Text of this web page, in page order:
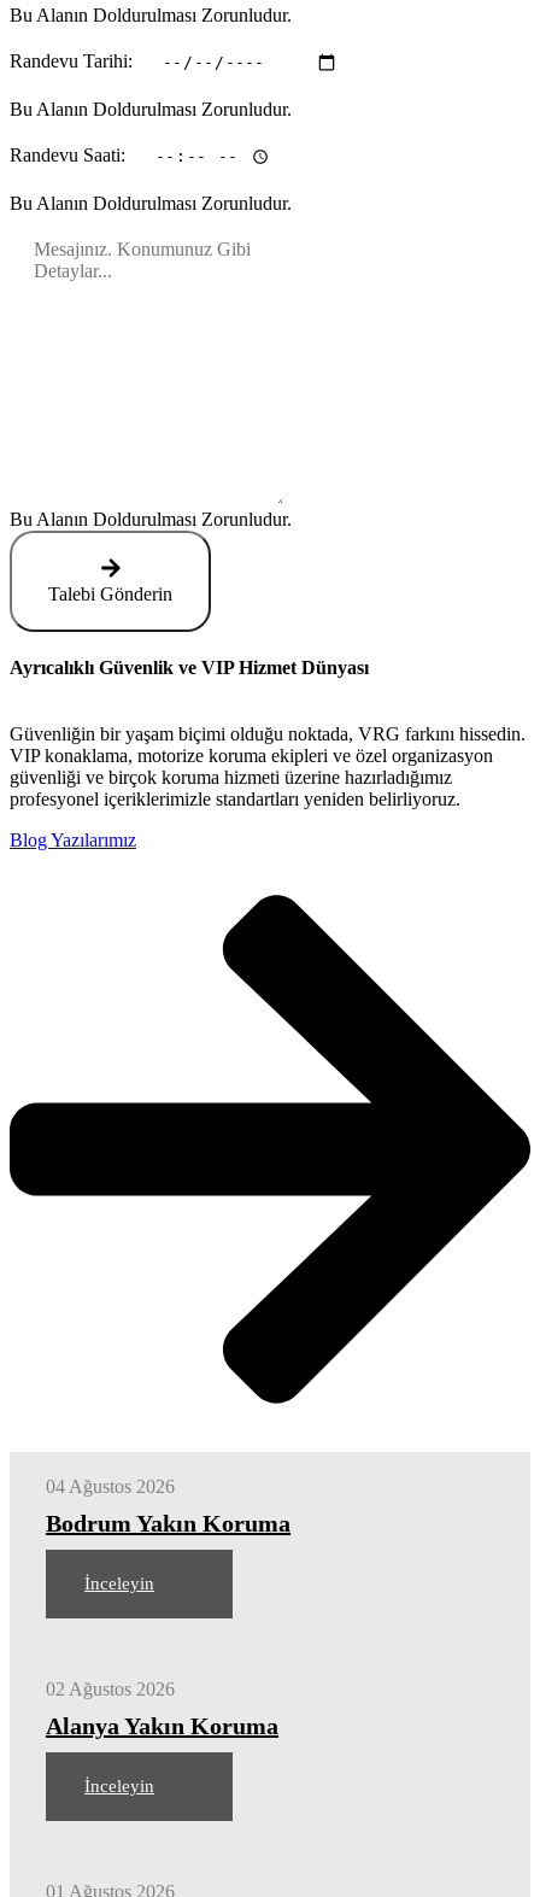
Bu Alanın Doldurulması Zorunludur.
Randevu Tarihi:
Bu Alanın Doldurulması Zorunludur.
Randevu Saati:
Bu Alanın Doldurulması Zorunludur.
Bu Alanın Doldurulması Zorunludur.
Talebi Gönderin
Ayrıcalıklı Güvenlik ve VIP Hizmet Dünyası
Güvenliğin bir yaşam biçimi olduğu noktada, VRG farkını hissedin.
VIP konaklama, motorize koruma ekipleri ve özel organizasyon
güvenliği ve birçok koruma hizmeti üzerine hazırladığımız
profesyonel içeriklerimizle standartları yeniden belirliyoruz.
Blog Yazılarımız
04 Ağustos 2026
Bodrum Yakın Koruma
İnceleyin
02 Ağustos 2026
Alanya Yakın Koruma
İnceleyin
01 Ağustos 2026